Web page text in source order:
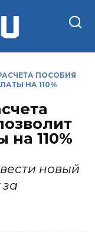
ПОСОБИЯ
НА 110%
110%
новый